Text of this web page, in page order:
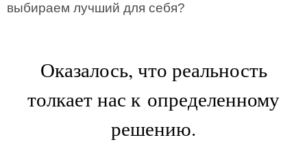
выбираем лучший для себя?
Оказалось, что реальность
толкает нас к определенному
решению.